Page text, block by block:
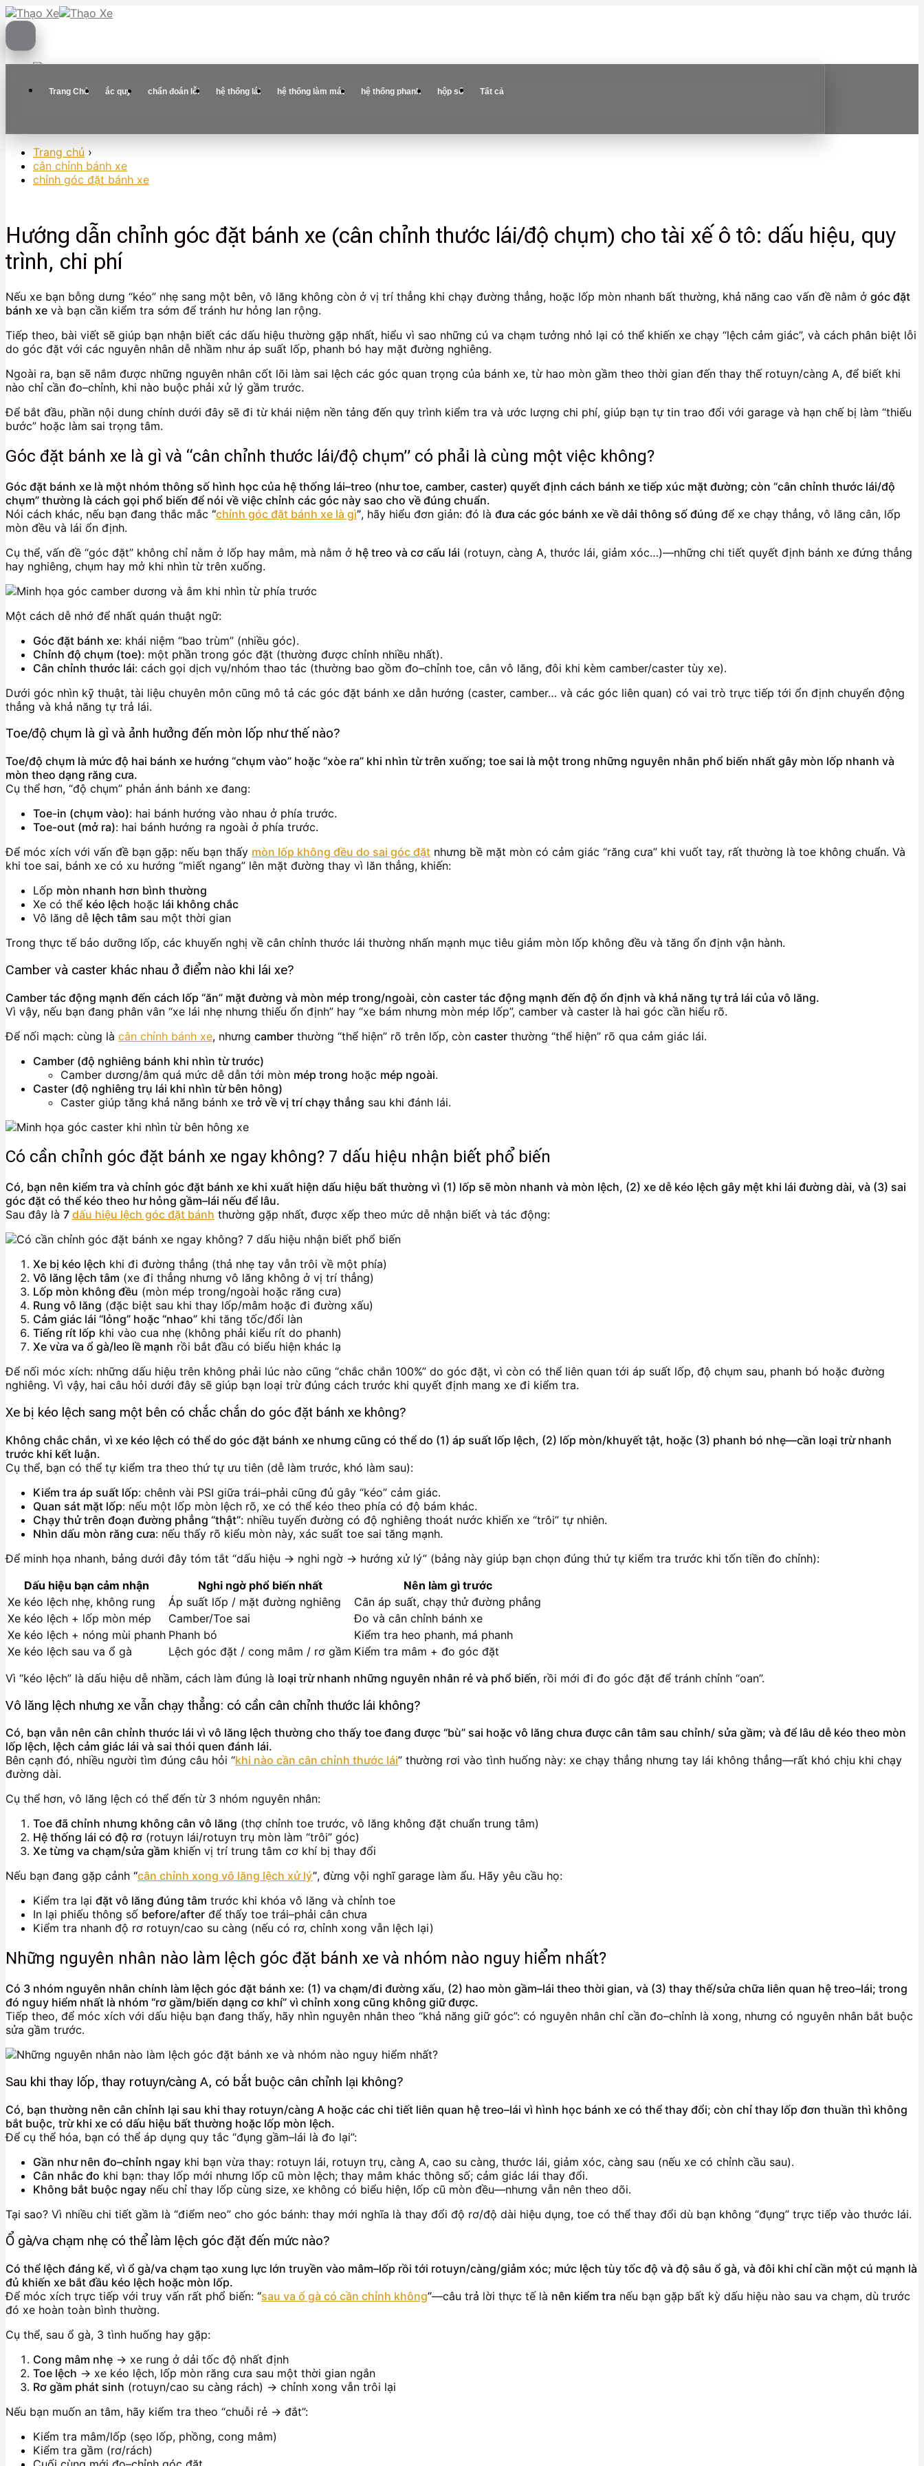
Skip
to
Trang Chủ ắc quy chẩn đoán lỗi hệ thống lái hệ thống làm mát hệ thống phanh hộp số Tất cả
Trang chủ ›
cân chỉnh bánh xe
chỉnh góc đặt bánh xe
Hướng dẫn chỉnh góc đặt bánh xe (cân chỉnh thước lái/độ chụm) cho tài xế ô tô: dấu hiệu, quy
trình, chi phí
Nếu xe bạn bỗng dưng “kéo” nhẹ sang một bên, vô lăng không còn ở vị trí thẳng khi chạy đường thẳng, hoặc lốp mòn nhanh bất thường, khả năng cao vấn đề nằm ở góc đặt
bánh xe và bạn cần kiểm tra sớm để tránh hư hỏng lan rộng.
Tiếp theo, bài viết sẽ giúp bạn nhận biết các dấu hiệu thường gặp nhất, hiểu vì sao những cú va chạm tưởng nhỏ lại có thể khiến xe chạy “lệch cảm giác”, và cách phân biệt lỗi
do góc đặt với các nguyên nhân dễ nhầm như áp suất lốp, phanh bó hay mặt đường nghiêng.
Ngoài ra, bạn sẽ nắm được những nguyên nhân cốt lõi làm sai lệch các góc quan trọng của bánh xe, từ hao mòn gầm theo thời gian đến thay thế rotuyn/càng A, để biết khi
nào chỉ cần đo–chỉnh, khi nào buộc phải xử lý gầm trước.
Để bắt đầu, phần nội dung chính dưới đây sẽ đi từ khái niệm nền tảng đến quy trình kiểm tra và ước lượng chi phí, giúp bạn tự tin trao đổi với garage và hạn chế bị làm “thiếu
bước” hoặc làm sai trọng tâm.
Góc đặt bánh xe là gì và “cân chỉnh thước lái/độ chụm” có phải là cùng một việc không?
Góc đặt bánh xe là một nhóm thông số hình học của hệ thống lái–treo (như toe, camber, caster) quyết định cách bánh xe tiếp xúc mặt đường; còn “cân chỉnh thước lái/độ
chụm” thường là cách gọi phổ biến để nói về việc chỉnh các góc này sao cho về đúng chuẩn.
Nói cách khác, nếu bạn đang thắc mắc “chỉnh góc đặt bánh xe là gì”, hãy hiểu đơn giản: đó là đưa các góc bánh xe về dải thông số đúng để xe chạy thẳng, vô lăng cân, lốp
mòn đều và lái ổn định.
Cụ thể, vấn đề “góc đặt” không chỉ nằm ở lốp hay mâm, mà nằm ở hệ treo và cơ cấu lái (rotuyn, càng A, thước lái, giảm xóc…)—những chi tiết quyết định bánh xe đứng thẳng
hay nghiêng, chụm hay mở khi nhìn từ trên xuống.
Một cách dễ nhớ để nhất quán thuật ngữ:
Góc đặt bánh xe: khái niệm “bao trùm” (nhiều góc).
Chỉnh độ chụm (toe): một phần trong góc đặt (thường được chỉnh nhiều nhất).
Cân chỉnh thước lái: cách gọi dịch vụ/nhóm thao tác (thường bao gồm đo–chỉnh toe, cân vô lăng, đôi khi kèm camber/caster tùy xe).
Dưới góc nhìn kỹ thuật, tài liệu chuyên môn cũng mô tả các góc đặt bánh xe dẫn hướng (caster, camber… và các góc liên quan) có vai trò trực tiếp tới ổn định chuyển động
thẳng và khả năng tự trả lái.
Toe/độ chụm là gì và ảnh hưởng đến mòn lốp như thế nào?
Toe/độ chụm là mức độ hai bánh xe hướng “chụm vào” hoặc “xòe ra” khi nhìn từ trên xuống; toe sai là một trong những nguyên nhân phổ biến nhất gây mòn lốp nhanh và
mòn theo dạng răng cưa.
Cụ thể hơn, “độ chụm” phản ánh bánh xe đang:
Toe-in (chụm vào): hai bánh hướng vào nhau ở phía trước.
Toe-out (mở ra): hai bánh hướng ra ngoài ở phía trước.
Để móc xích với vấn đề bạn gặp: nếu bạn thấy mòn lốp không đều do sai góc đặt nhưng bề mặt mòn có cảm giác “răng cưa” khi vuốt tay, rất thường là toe không chuẩn. Và
khi toe sai, bánh xe có xu hướng “miết ngang” lên mặt đường thay vì lăn thẳng, khiến:
Lốp mòn nhanh hơn bình thường
Xe có thể kéo lệch hoặc lái không chắc
Vô lăng dễ lệch tâm sau một thời gian
Trong thực tế bảo dưỡng lốp, các khuyến nghị về cân chỉnh thước lái thường nhấn mạnh mục tiêu giảm mòn lốp không đều và tăng ổn định vận hành.
Camber và caster khác nhau ở điểm nào khi lái xe?
Camber tác động mạnh đến cách lốp “ăn” mặt đường và mòn mép trong/ngoài, còn caster tác động mạnh đến độ ổn định và khả năng tự trả lái của vô lăng.
Vì vậy, nếu bạn đang phân vân “xe lái nhẹ nhưng thiếu ổn định” hay “xe bám nhưng mòn mép lốp”, camber và caster là hai góc cần hiểu rõ.
Để nối mạch: cùng là cân chỉnh bánh xe, nhưng camber thường “thể hiện” rõ trên lốp, còn caster thường “thể hiện” rõ qua cảm giác lái.
Camber (độ nghiêng bánh khi nhìn từ trước)
Camber dương/âm quá mức dễ dẫn tới mòn mép trong hoặc mép ngoài.
Caster (độ nghiêng trụ lái khi nhìn từ bên hông)
Caster giúp tăng khả năng bánh xe trở về vị trí chạy thẳng sau khi đánh lái.
Có cần chỉnh góc đặt bánh xe ngay không? 7 dấu hiệu nhận biết phổ biến
Có, bạn nên kiểm tra và chỉnh góc đặt bánh xe khi xuất hiện dấu hiệu bất thường vì (1) lốp sẽ mòn nhanh và mòn lệch, (2) xe dễ kéo lệch gây mệt khi lái đường dài, và (3) sai
góc đặt có thể kéo theo hư hỏng gầm–lái nếu để lâu.
Sau đây là 7 dấu hiệu lệch góc đặt bánh thường gặp nhất, được xếp theo mức dễ nhận biết và tác động:
Xe bị kéo lệch khi đi đường thẳng (thả nhẹ tay vẫn trôi về một phía)
Vô lăng lệch tâm (xe đi thẳng nhưng vô lăng không ở vị trí thẳng)
Lốp mòn không đều (mòn mép trong/ngoài hoặc răng cưa)
Rung vô lăng (đặc biệt sau khi thay lốp/mâm hoặc đi đường xấu)
Cảm giác lái “lỏng” hoặc “nhao” khi tăng tốc/đổi làn
Tiếng rít lốp khi vào cua nhẹ (không phải kiểu rít do phanh)
Xe vừa va ổ gà/leo lề mạnh rồi bắt đầu có biểu hiện khác lạ
Để nối móc xích: những dấu hiệu trên không phải lúc nào cũng “chắc chắn 100%” do góc đặt, vì còn có thể liên quan tới áp suất lốp, độ chụm sau, phanh bó hoặc đường
nghiêng. Vì vậy, hai câu hỏi dưới đây sẽ giúp bạn loại trừ đúng cách trước khi quyết định mang xe đi kiểm tra.
Xe bị kéo lệch sang một bên có chắc chắn do góc đặt bánh xe không?
Không chắc chắn, vì xe kéo lệch có thể do góc đặt bánh xe nhưng cũng có thể do (1) áp suất lốp lệch, (2) lốp mòn/khuyết tật, hoặc (3) phanh bó nhẹ—cần loại trừ nhanh
trước khi kết luận.
Cụ thể, bạn có thể tự kiểm tra theo thứ tự ưu tiên (dễ làm trước, khó làm sau):
Kiểm tra áp suất lốp: chênh vài PSI giữa trái–phải cũng đủ gây “kéo” cảm giác.
Quan sát mặt lốp: nếu một lốp mòn lệch rõ, xe có thể kéo theo phía có độ bám khác.
Chạy thử trên đoạn đường phẳng “thật”: nhiều tuyến đường có độ nghiêng thoát nước khiến xe “trôi” tự nhiên.
Nhìn dấu mòn răng cưa: nếu thấy rõ kiểu mòn này, xác suất toe sai tăng mạnh.
Để minh họa nhanh, bảng dưới đây tóm tắt “dấu hiệu → nghi ngờ → hướng xử lý” (bảng này giúp bạn chọn đúng thứ tự kiểm tra trước khi tốn tiền đo chỉnh):
Dấu hiệu bạn cảm nhận
Nghi ngờ phổ biến nhất
Nên làm gì trước
Xe kéo lệch nhẹ, không rung
Áp suất lốp / mặt đường nghiêng
Cân áp suất, chạy thử đường phẳng
Xe kéo lệch + lốp mòn mép
Camber/Toe sai
Đo và cân chỉnh bánh xe
Xe kéo lệch + nóng mùi phanh Phanh bó
Kiểm tra heo phanh, má phanh
Xe kéo lệch sau va ổ gà
Lệch góc đặt / cong mâm / rơ gầm Kiểm tra mâm + đo góc đặt
Vì “kéo lệch” là dấu hiệu dễ nhầm, cách làm đúng là loại trừ nhanh những nguyên nhân rẻ và phổ biến, rồi mới đi đo góc đặt để tránh chỉnh “oan”.
Vô lăng lệch nhưng xe vẫn chạy thẳng: có cần cân chỉnh thước lái không?
Có, bạn vẫn nên cân chỉnh thước lái vì vô lăng lệch thường cho thấy toe đang được “bù” sai hoặc vô lăng chưa được cân tâm sau chỉnh/ sửa gầm; và để lâu dễ kéo theo mòn
lốp lệch, lệch cảm giác lái và sai thói quen đánh lái.
Bên cạnh đó, nhiều người tìm đúng câu hỏi “khi nào cần cân chỉnh thước lái” thường rơi vào tình huống này: xe chạy thẳng nhưng tay lái không thẳng—rất khó chịu khi chạy
đường dài.
Cụ thể hơn, vô lăng lệch có thể đến từ 3 nhóm nguyên nhân:
Toe đã chỉnh nhưng không cân vô lăng (thợ chỉnh toe trước, vô lăng không đặt chuẩn trung tâm)
Hệ thống lái có độ rơ (rotuyn lái/rotuyn trụ mòn làm “trôi” góc)
Xe từng va chạm/sửa gầm khiến vị trí trung tâm cơ khí bị thay đổi
Nếu bạn đang gặp cảnh “cân chỉnh xong vô lăng lệch xử lý”, đừng vội nghĩ garage làm ẩu. Hãy yêu cầu họ:
Kiểm tra lại đặt vô lăng đúng tâm trước khi khóa vô lăng và chỉnh toe
In lại phiếu thông số before/after để thấy toe trái–phải cân chưa
Kiểm tra nhanh độ rơ rotuyn/cao su càng (nếu có rơ, chỉnh xong vẫn lệch lại)
Những nguyên nhân nào làm lệch góc đặt bánh xe và nhóm nào nguy hiểm nhất?
Có 3 nhóm nguyên nhân chính làm lệch góc đặt bánh xe: (1) va chạm/đi đường xấu, (2) hao mòn gầm–lái theo thời gian, và (3) thay thế/sửa chữa liên quan hệ treo–lái; trong
đó nguy hiểm nhất là nhóm “rơ gầm/biến dạng cơ khí” vì chỉnh xong cũng không giữ được.
Tiếp theo, để móc xích với dấu hiệu bạn đang thấy, hãy nhìn nguyên nhân theo “khả năng giữ góc”: có nguyên nhân chỉ cần đo–chỉnh là xong, nhưng có nguyên nhân bắt buộc
sửa gầm trước.
Sau khi thay lốp, thay rotuyn/càng A, có bắt buộc cân chỉnh lại không?
Có, bạn thường nên cân chỉnh lại sau khi thay rotuyn/càng A hoặc các chi tiết liên quan hệ treo–lái vì hình học bánh xe có thể thay đổi; còn chỉ thay lốp đơn thuần thì không
bắt buộc, trừ khi xe có dấu hiệu bất thường hoặc lốp mòn lệch.
Để cụ thể hóa, bạn có thể áp dụng quy tắc “đụng gầm–lái là đo lại”:
Gần như nên đo–chỉnh ngay khi bạn vừa thay: rotuyn lái, rotuyn trụ, càng A, cao su càng, thước lái, giảm xóc, càng sau (nếu xe có chỉnh cầu sau).
Cân nhắc đo khi bạn: thay lốp mới nhưng lốp cũ mòn lệch; thay mâm khác thông số; cảm giác lái thay đổi.
Không bắt buộc ngay nếu chỉ thay lốp cùng size, xe không có biểu hiện, lốp cũ mòn đều—nhưng vẫn nên theo dõi.
Tại sao? Vì nhiều chi tiết gầm là “điểm neo” cho góc bánh: thay mới nghĩa là thay đổi độ rơ/độ dài hiệu dụng, toe có thể thay đổi dù bạn không “đụng” trực tiếp vào thước lái.
Ổ gà/va chạm nhẹ có thể làm lệch góc đặt đến mức nào?
Có thể lệch đáng kể, vì ổ gà/va chạm tạo xung lực lớn truyền vào mâm–lốp rồi tới rotuyn/càng/giảm xóc; mức lệch tùy tốc độ và độ sâu ổ gà, và đôi khi chỉ cần một cú mạnh là
đủ khiến xe bắt đầu kéo lệch hoặc mòn lốp.
Để móc xích trực tiếp với truy vấn rất phổ biến: “sau va ổ gà có cần chỉnh không”—câu trả lời thực tế là nên kiểm tra nếu bạn gặp bất kỳ dấu hiệu nào sau va chạm, dù trước
đó xe hoàn toàn bình thường.
Cụ thể, sau ổ gà, 3 tình huống hay gặp:
Cong mâm nhẹ → xe rung ở dải tốc độ nhất định
Toe lệch → xe kéo lệch, lốp mòn răng cưa sau một thời gian ngắn
Rơ gầm phát sinh (rotuyn/cao su càng rách) → chỉnh xong vẫn trôi lại
Nếu bạn muốn an tâm, hãy kiểm tra theo “chuỗi rẻ → đắt”:
Kiểm tra mâm/lốp (sẹo lốp, phồng, cong mâm)
Kiểm tra gầm (rơ/rách)